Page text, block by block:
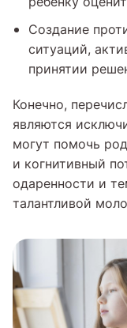
Создание
ситуаций,
принятии
Конечно,
являются
могут помочь
и когнитивный
одаренности и
талантливой